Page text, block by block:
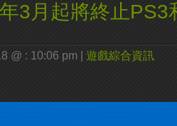
3月起將終止PS3
@ : 10:06 pm | 遊戲綜合資訊